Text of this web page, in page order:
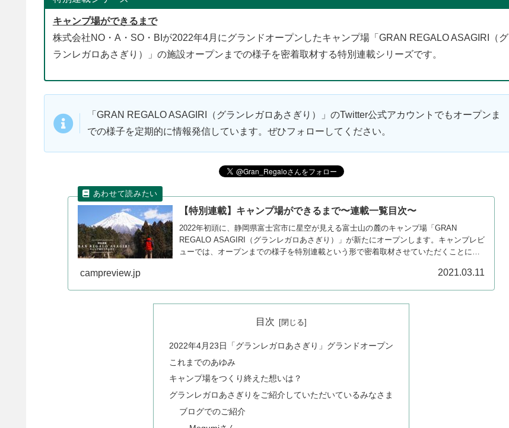
キャンプ場ができるまで
株式会社NO・A・SO・BIが2022年4月にグランドオープンしたキャンプ場「GRAN REGALO ASAGIRI（グ
ランレガロあさぎり）」の施設オープンまでの様子を密着取材する特別連載シリーズです。
「GRAN REGALO ASAGIRI（グランレガロあさぎり）」のTwitter公式アカウントでもオープンま
での様子を定期的に情報発信しています。ぜひフォローしてください。
【特別連載】キャンプ場ができるまで〜連載一覧目次〜
2022年初頭に、静岡県富士宮市に星空が見える富士山の麓のキャンプ場「GRAN
REGALO ASAGIRI（グランレガロあさぎり）」が新たにオープンします。キャンプレビ
ューでは、オープンまでの様子を特別連載という形で密着取材させていただくことにな
campreview.jp 2021.03.11
目次
2022年4月23日「グランレガロあさぎり」グランドオープン
これまでのあゆみ
キャンプ場をつくり終えた想いは？
グランレガロあさぎりをご紹介していただいているみなさま
ブログでのご紹介